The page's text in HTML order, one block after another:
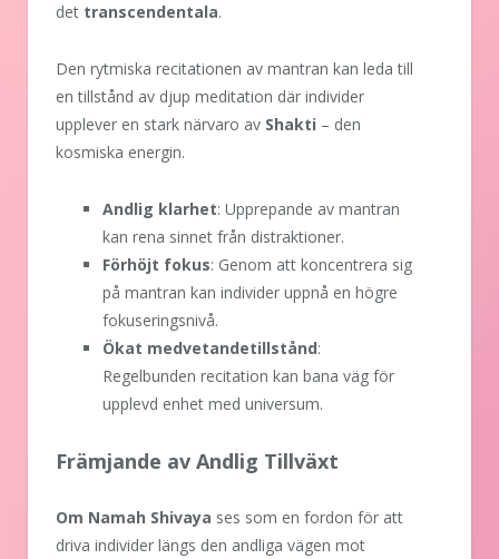
det transcendentala.
Den rytmiska recitationen av mantran kan leda till
en tillstånd av djup meditation där individer
upplever en stark närvaro av Shakti – den
kosmiska energin.
Andlig klarhet: Upprepande av mantran
kan rena sinnet från distraktioner.
Förhöjt fokus: Genom att koncentrera sig
på mantran kan individer uppnå en högre
fokuseringsnivå.
Ökat medvetandetillstånd:
Regelbunden recitation kan bana väg för
upplevd enhet med universum.
Främjande av Andlig Tillväxt
Om Namah Shivaya ses som en fordon för att
driva individer längs den andliga vägen mot